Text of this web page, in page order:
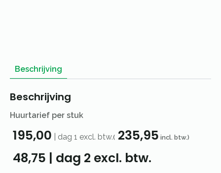
Beschrijving
Beschrijving
Huurtarief per stuk
195,00 dag 1 excl. btw.( 235,95 incl. btw.)
48,75 | dag 2 excl. btw.